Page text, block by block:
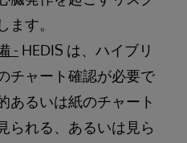
ます。
- HEDIS は、ハイブリ
チャート確認が必要で
あるいは紙のチャート
られる、あるいは見ら